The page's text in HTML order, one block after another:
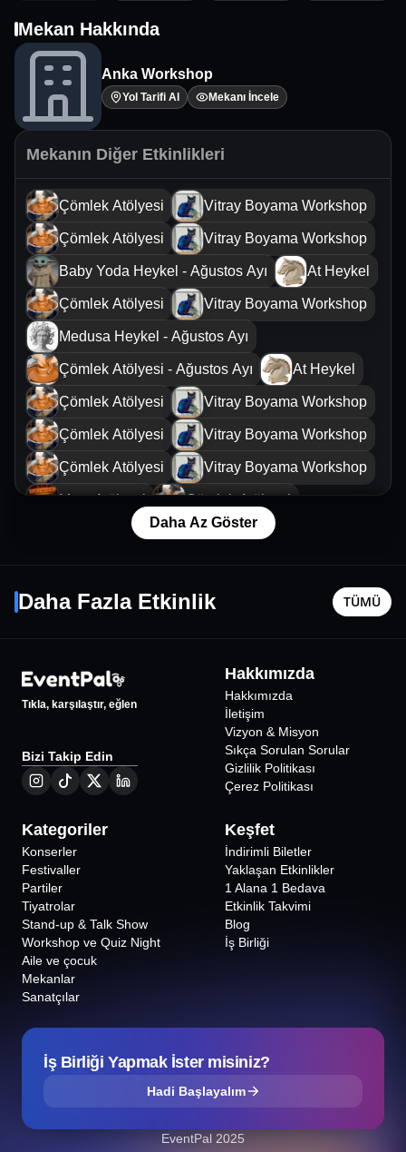
Mekan Hakkında
Anka Workshop
Yol Tarifi Al Mekanı İncele
Mekanın Diğer Etkinlikleri
Çömlek Atölyesi Vitray Boyama Workshop
Çömlek Atölyesi Vitray Boyama Workshop
Baby Yoda Heykel - Ağustos Ayı At Heykel
Çömlek Atölyesi Vitray Boyama Workshop
Medusa Heykel - Ağustos Ayı
Çömlek Atölyesi - Ağustos Ayı At Heykel
Çömlek Atölyesi Vitray Boyama Workshop
Çömlek Atölyesi Vitray Boyama Workshop
Çömlek Atölyesi Vitray Boyama Workshop
Mum Atölyesi Çömlek Atölyesi
Vitray Boyama Workshop
Daha Az Göster
Daha Fazla Etkinlik TÜMÜ
İstanbul
IF Performance Hall Beşiktaş
8
İstanbul
Tıkla, karşılaştır, eğlen
Bizi Takip Edin
Hakkımızda
Hakkımızda
İletişim
Vizyon & Misyon
Sıkça Sorulan Sorular
Gizlilik Politikası
Çerez Politikası
Kategoriler
Konserler
Festivaller
Partiler
Tiyatrolar
Stand-up & Talk Show
Workshop ve Quiz Night
Aile ve çocuk
Mekanlar
Sanatçılar
Keşfet
İndirimli Biletler
Yaklaşan Etkinlikler
1 Alana 1 Bedava
Etkinlik Takvimi
Blog
İş Birliği
İş Birliği Yapmak İster misiniz?
Hadi Başlayalım
EventPal 2025